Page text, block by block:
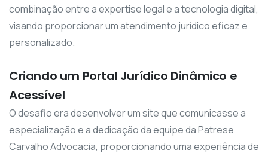
combinação entre a expertise legal e a tecnologia digital,
visando proporcionar um atendimento jurídico eficaz e
personalizado.
Criando um Portal Jurídico Dinâmico e
Acessível
O desafio era desenvolver um site que comunicasse a
especialização e a dedicação da equipe da Patrese
Carvalho Advocacia, proporcionando uma experiência de